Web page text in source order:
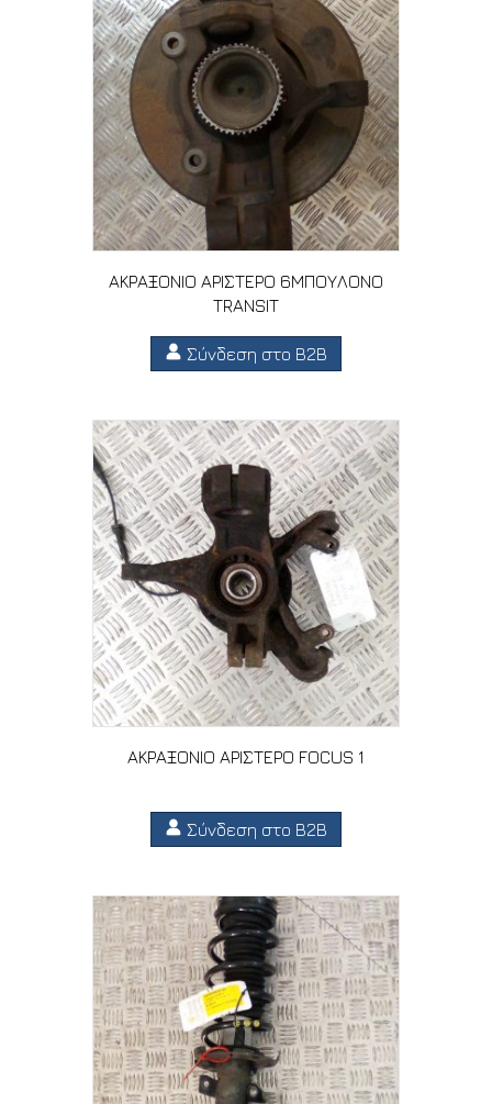
ΑΚΡΑΞΟΝΙΟ ΑΡΙΣΤΕΡΟ 6ΜΠΟΥΛΟΝΟ
TRANSIT
Σύνδεση στο B2B
ΑΚΡΑΞΟΝΙΟ ΑΡΙΣΤΕΡΟ FOCUS 1
Σύνδεση στο B2B